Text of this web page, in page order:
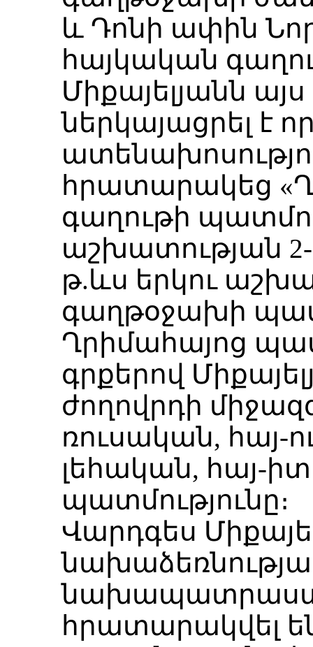
և Դոնի ափին
հայկական
Միքայելյանն
ներկայացրել է
հրատարակեց
գաղութի
աշխատության 2-
թ.ևս երկու
գաղթօջախի
Ղրիմահայոց
գրքերով
ժողովրդի
ռուսական, հայ-
լեհական, հայ-
պատմությունը։
Վարդգես
հրատարակվել